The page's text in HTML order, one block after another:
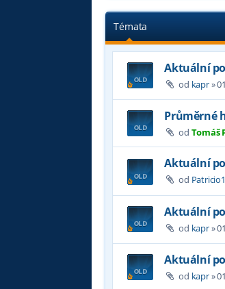
Témata
Aktuální
od kapr»
Průměrné
od Tomáš
Aktuální
od
Aktuální
od kapr»
Aktuální
od kapr»